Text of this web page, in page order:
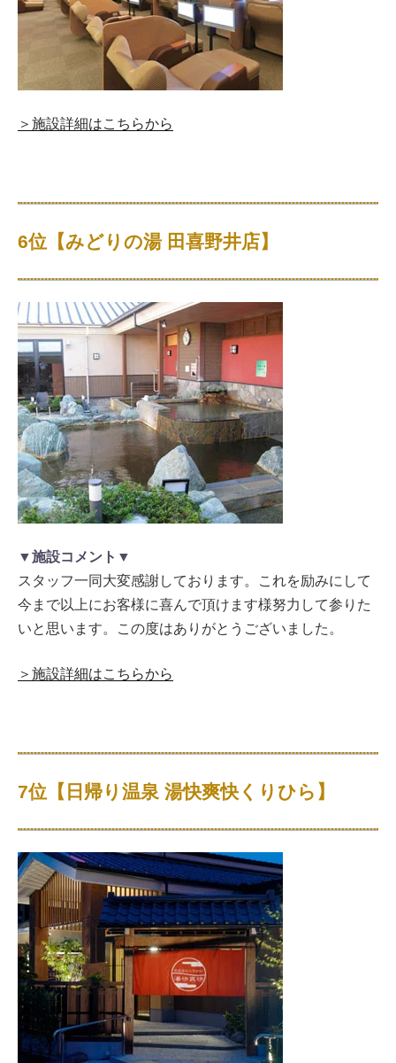
＞施設詳細はこちらから
6位【みどりの湯 田喜野井店】
▼施設コメント▼
スタッフ一同大変感謝しております。これを励みにして
今まで以上にお客様に喜んで頂けます様努力して参りた
いと思います。この度はありがとうございました。
＞施設詳細はこちらから
7位【日帰り温泉 湯快爽快くりひら】